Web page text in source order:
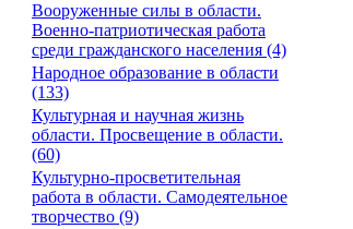
Вооруженные силы в области.
Военно-патриотическая работа
среди гражданского населения (4)
Народное образование в области
(133)
Культурная и научная жизнь
области. Просвещение в области.
(60)
Культурно-просветительная
работа в области. Самодеятельное
творчество (9)